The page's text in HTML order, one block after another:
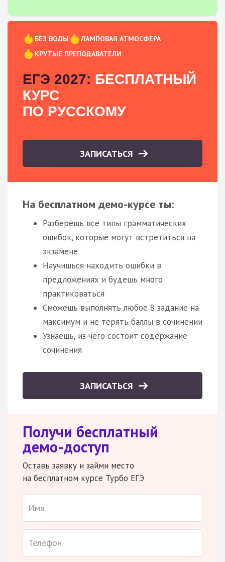
БЕЗ ВОДЫ
ЛАМПОВАЯ АТМОСФЕРА
КРУТЫЕ ПРЕПОДАВАТЕЛИ
ЕГЭ 2027: БЕСПЛАТНЫЙ
КУРС
ПО РУССКОМУ
ЗАПИСАТЬСЯ
На бесплатном демо-курсе ты:
Разберёшь все типы грамматических
ошибок, которые могут встретиться на
экзамене
Научишься находить ошибки в
предложениях и будешь много
практиковаться
Сможешь выполнять любое 8 задание на
максимум и не терять баллы в сочинении
Узнаешь, из чего состоит содержание
сочинения
ЗАПИСАТЬСЯ
Получи бесплатный
демо-доступ
Оставь заявку и займи место
на бесплатном курсе Турбо ЕГЭ